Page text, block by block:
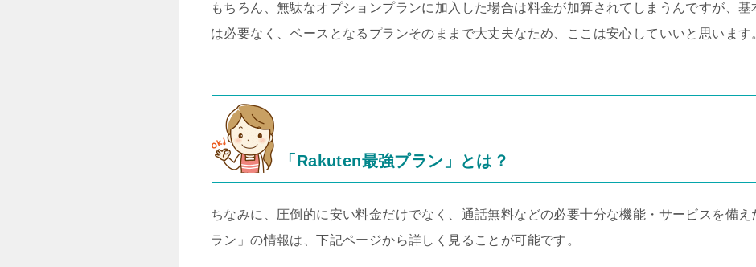
もちろん、無駄なオプションプランに加入した場合は料金が加算されてしまうんですが、
は必要なく、ベースとなるプランそのままで大丈夫なため、ここは安心していいと思います
「Rakuten最強プラン」とは？
ちなみに、圧倒的に安い料金だけでなく、通話無料などの必要十分な機能・サービスを備
ラン」の情報は、下記ページから詳しく見ることが可能です。